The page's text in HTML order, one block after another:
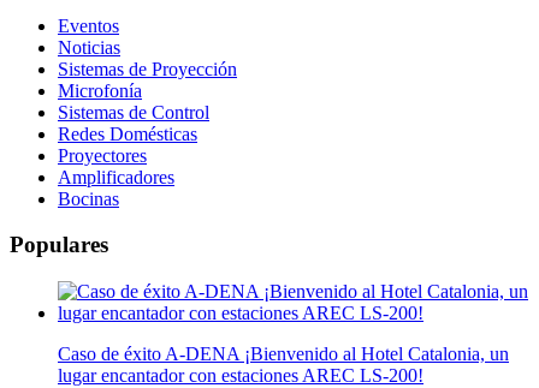
Eventos
Noticias
Sistemas de Proyección
Microfonía
Sistemas de Control
Redes Domésticas
Proyectores
Amplificadores
Bocinas
Populares
Caso de éxito A-DENA ¡Bienvenido al Hotel Catalonia, un
lugar encantador con estaciones AREC LS-200!